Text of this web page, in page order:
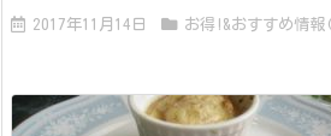
2017年11月14日 お得!&おすすめ情